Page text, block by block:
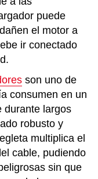
puede
el motor a
ir conectado
son uno de
consumen en un
durante largos
robusto y
multiplica el
cable, pudiendo
sin que